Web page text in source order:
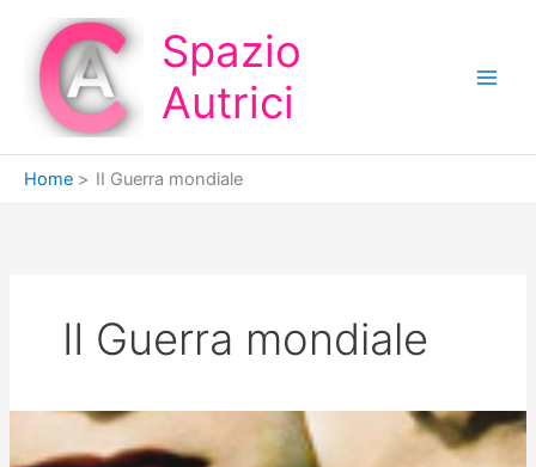
contenuto
Spazio
Autrici
Home II Guerra mondiale
II Guerra mondiale